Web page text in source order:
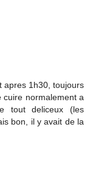
apres 1h30, toujours
normalement a
tout deliceux (les
bon, il y avait de la